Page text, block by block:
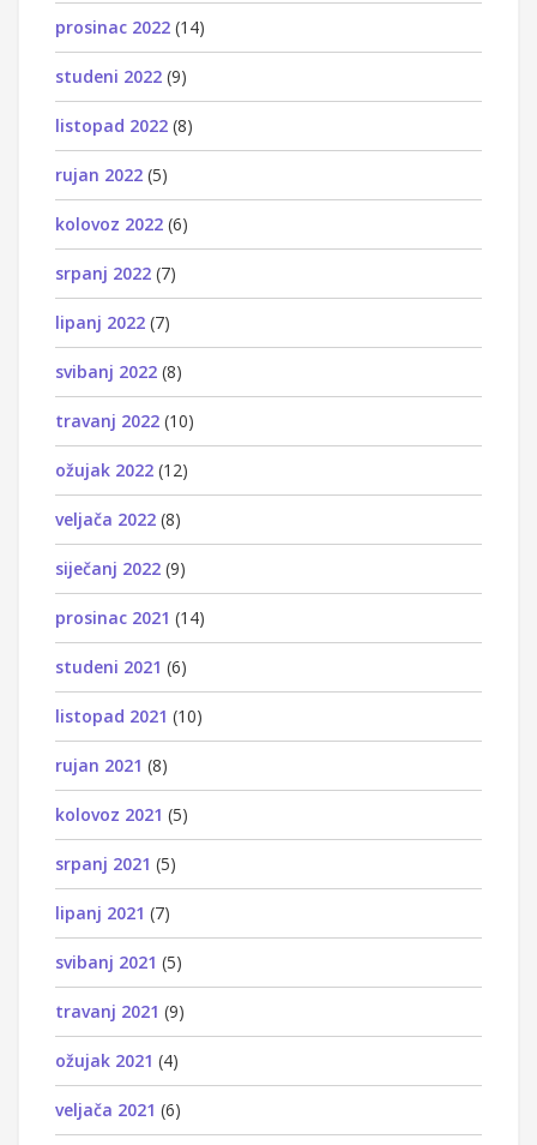
prosinac 2022 (14)
studeni 2022 (9)
listopad 2022 (8)
rujan 2022 (5)
kolovoz 2022 (6)
srpanj 2022 (7)
lipanj 2022 (7)
svibanj 2022 (8)
travanj 2022 (10)
ožujak 2022 (12)
veljača 2022 (8)
siječanj 2022 (9)
prosinac 2021 (14)
studeni 2021 (6)
listopad 2021 (10)
rujan 2021 (8)
kolovoz 2021 (5)
srpanj 2021 (5)
lipanj 2021 (7)
svibanj 2021 (5)
travanj 2021 (9)
ožujak 2021 (4)
veljača 2021 (6)